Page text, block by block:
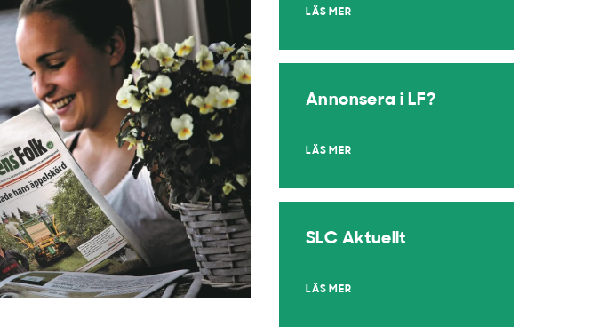
LÄS MER
Annonsera i LF?
LÄS MER
SLC Aktuellt
LÄS MER